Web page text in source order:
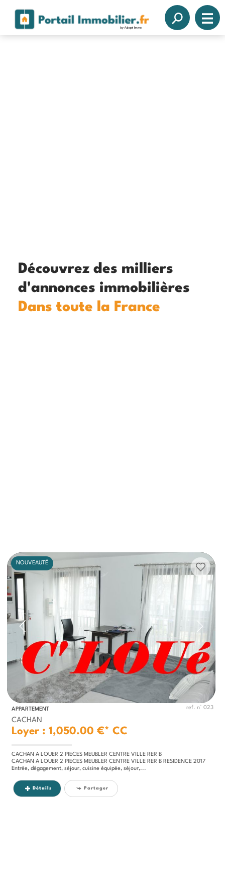
Découvrez des milliers
d'annonces immobilières
Dans toute la France
NOUVEAUTÉ
APPARTEMENT ref. n° 023
CACHAN
Loyer : 1,050.00 €* CC
CACHAN A LOUER 2 PIECES MEUBLER CENTRE VILLE RER B
CACHAN A LOUER 2 PIECES MEUBLER CENTRE VILLE RER B RESIDENCE 2017
Entrée, dégagement, séjour, cuisine équipée, séjour,...
Détails Partager